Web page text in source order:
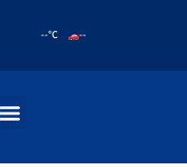
--°C --